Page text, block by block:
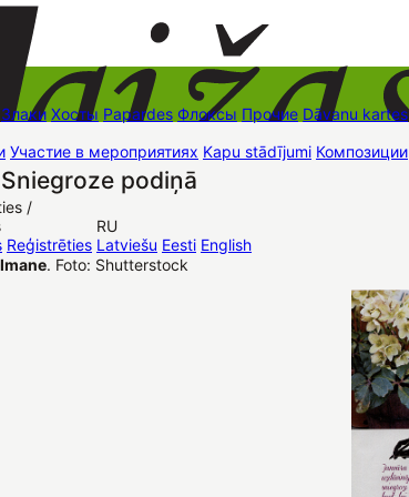
/
Reģistrēties
RU
Latviešu Eesti English
Злаки Хосты Papardes Флоксы Прочие Dāvanu kartes
Участие в мероприятиях Kapu stādījumi Композиции
Sniegroze podiņā
. Foto: Shutterstock